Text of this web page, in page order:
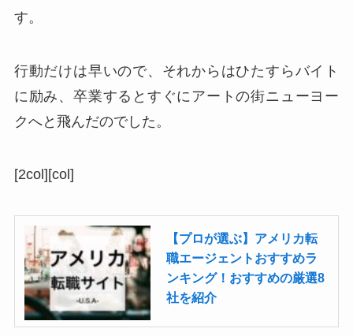
す。
行動だけは早いので、それからはひたすらバイト
に励み、卒業するとすぐにアートの街ニューヨー
クへと飛んだのでした。
[2col][col]
【プロが選ぶ】アメリカ転
職エージェントおすすめラ
ンキング！おすすめの厳選8
社を紹介